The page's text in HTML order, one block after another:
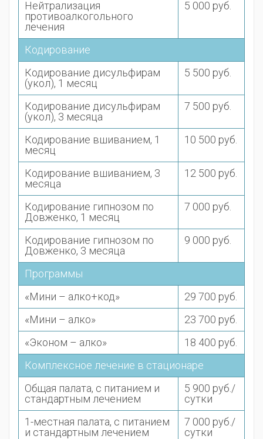
Нейтрализация
противоалкогольного
лечения
5 000 руб.
Кодирование
Кодирование дисульфирам
(укол), 1 месяц
5 500 руб.
Кодирование дисульфирам
(укол), 3 месяца
7 500 руб.
Кодирование вшиванием, 1
месяц
10 500 руб.
Кодирование вшиванием, 3
месяца
12 500 руб.
Кодирование гипнозом по
Довженко, 1 месяц
7 000 руб.
Кодирование гипнозом по
Довженко, 3 месяца
9 000 руб.
Программы
«Мини – алко+код»
29 700 руб.
«Мини – алко»
23 700 руб.
«Эконом – алко»
18 400 руб.
Комплексное лечение в стационаре
Общая палата, с питанием и
стандартным лечением
5 900 руб./
сутки
1-местная палата, с питанием
и стандартным лечением
7 000 руб./
сутки